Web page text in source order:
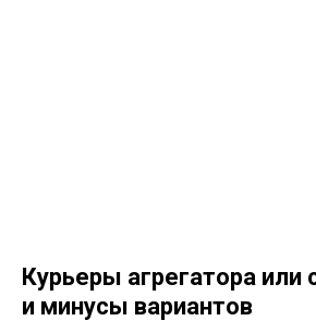
Курьеры агрегатора
и минусы вариантов